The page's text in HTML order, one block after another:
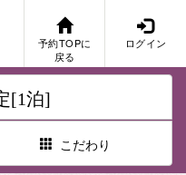
予約TOPに
戻る
ログイン
[1泊]
こだわり